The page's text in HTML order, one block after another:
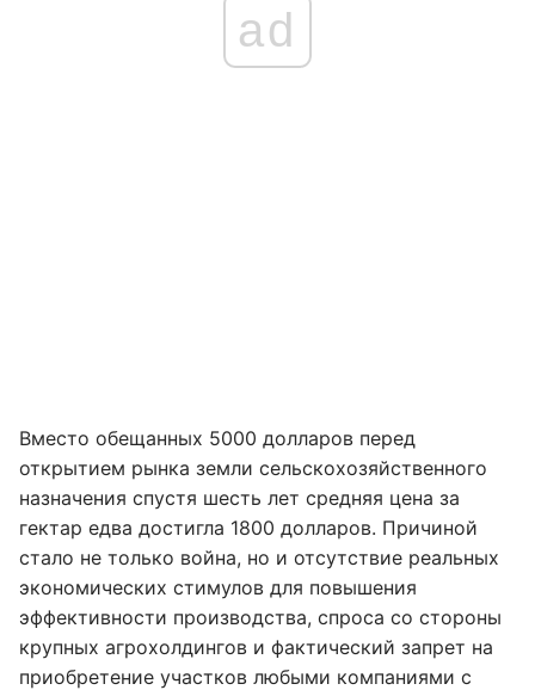
ad
Вместо обещанных 5000 долларов перед
открытием рынка земли сельскохозяйственного
назначения спустя шесть лет средняя цена за
гектар едва достигла 1800 долларов. Причиной
стало не только война, но и отсутствие реальных
экономических стимулов для повышения
эффективности производства, спроса со стороны
крупных агрохолдингов и фактический запрет на
приобретение участков любыми компаниями с